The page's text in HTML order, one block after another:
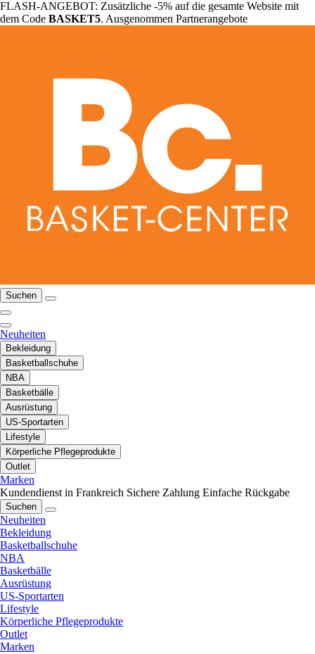
FLASH-ANGEBOT: Zusätzliche -5% auf die gesamte Website mit
dem Code BASKET5. Ausgenommen Partnerangebote
Suchen
Neuheiten
Bekleidung
Basketballschuhe
NBA
Basketbälle
Ausrüstung
US-Sportarten
Lifestyle
Körperliche Pflegeprodukte
Outlet
Marken
Kundendienst in Frankreich Sichere Zahlung Einfache Rückgabe
Suchen
Neuheiten
Bekleidung
Basketballschuhe
NBA
Basketbälle
Ausrüstung
US-Sportarten
Lifestyle
Körperliche Pflegeprodukte
Outlet
Marken